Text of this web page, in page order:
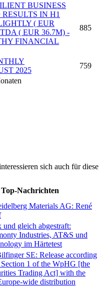
BUSINESS
IN H1
( EUR
( EUR 36.7M) -
FINANCIAL
885
2025
759
sich auch für diese
Top-Nachrichten
Materials AG: René
gleich abgestraft:
Industries, AT&S und
im Härtetest
SE: Release according
1 of the WpHG [the
Trading Act] with the
wide distribution